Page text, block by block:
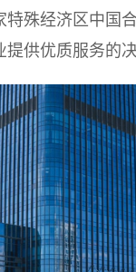
殊经济区中国
供优质服务的